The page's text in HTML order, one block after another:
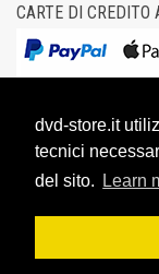
dvd-store.it
tecnici
del sito.
Learn
CARTE DI CREDITO
Copyright @ 2003-2026